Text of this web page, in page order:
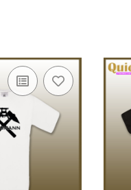
€*
Damen-
34,00